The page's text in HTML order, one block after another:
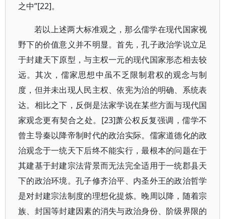
之中”[22]。
若以上述两大标准观之，那么儒学在现代国家视
野下的价值意义并不明显。首先，孔子政治学说立足
于封建天下原型，与主权一元的现代国家形态相去较
远。其次，儒家思想中虽不乏限制君权的观念与制
度，但并未出现人民主权、依宪为治的明确、系统表
达。相比之下，反倒是法家学说在某些方面与现代国
家观念更有契合之处。[23]萧公权反复强调，儒学不
曾主导秦以降帝制时代的政治实际。儒家道德化的政
治观念于一统天下后终不能实行，最根本的问题在于
其建基于封建宗法背景而无法完全适用于一统郡县天
下的政治环境。孔子修齐治平、内圣外王的政治哲学
是对封建宗法制度的理想化提炼。晚周以降，随着宗
族、封国等封建因素的消失与政治身份、阶级界限的